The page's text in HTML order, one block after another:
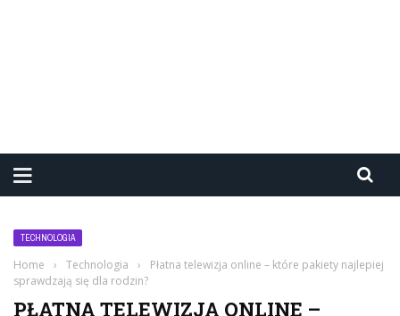
TECHNOLOGIA
Home › Technologia ›
Płatna telewizja online – które pakiety najlepiej
sprawdzają się dla rodzin?
PŁATNA TELEWIZJA ONLINE –